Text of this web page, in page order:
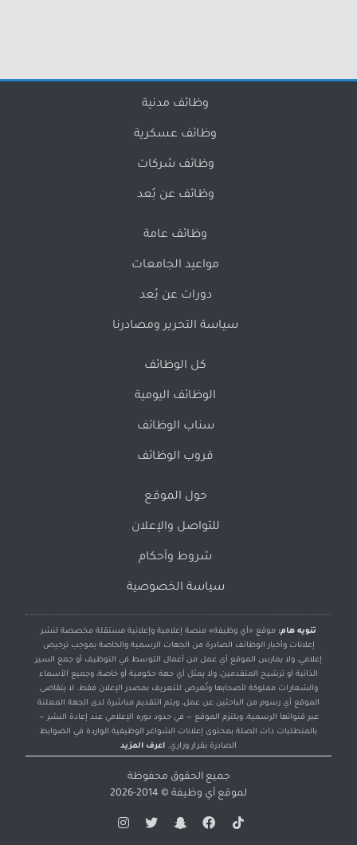
وظائف مدنية
وظائف عسكرية
وظائف شركات
وظائف عن بُعد
وظائف عامة
مواعيد الجامعات
دورات عن بُعد
سياسة التحرير ومصادرنا
كل الوظائف
الوظائف اليومية
سناب الوظائف
قروب الوظائف
حول الموقع
للتواصل والإعلان
شروط وأحكام
سياسة الخصوصية
تنويه هام: موقع «أي وظيفة» منصة إعلامية وإعلانية مستقلة مخصصة لنشر
إعلانات وأخبار الوظائف الصادرة من الجهات الرسمية والخاصة بموجب ترخيص
إعلامي، ولا يمارس الموقع أي عمل من أعمال التوسط في التوظيف أو جمع السير
الذاتية أو ترشيح المتقدمين، ولا يمثل أي جهة حكومية أو خاصة، وجميع الأسماء
والشعارات مملوكة لأصحابها وتُعرض للتعريف بمصدر الإعلان فقط. لا يتقاضى
الموقع أي رسوم من الباحثين عن عمل، ويتم التقديم مباشرة لدى الجهة المعلنة
عبر قنواتها الرسمية، ويلتزم الموقع — في حدود دوره الإعلامي عند إعادة النشر —
بالمتطلبات ذات الصلة بمحتوى إعلانات الشواغر الوظيفية الواردة في الضوابط
الصادرة بقرار وزاري. اعرف المزيد
جميع الحقوق محفوظة
لموقع أي وظيفة © 2014-2026